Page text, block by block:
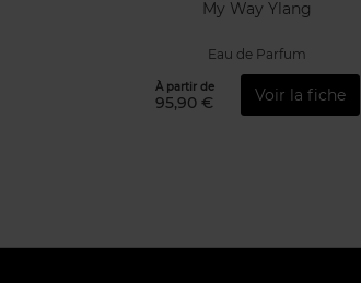
My Way Ylang
Eau de Parfum
À partir de
95,90 € Voir la fiche